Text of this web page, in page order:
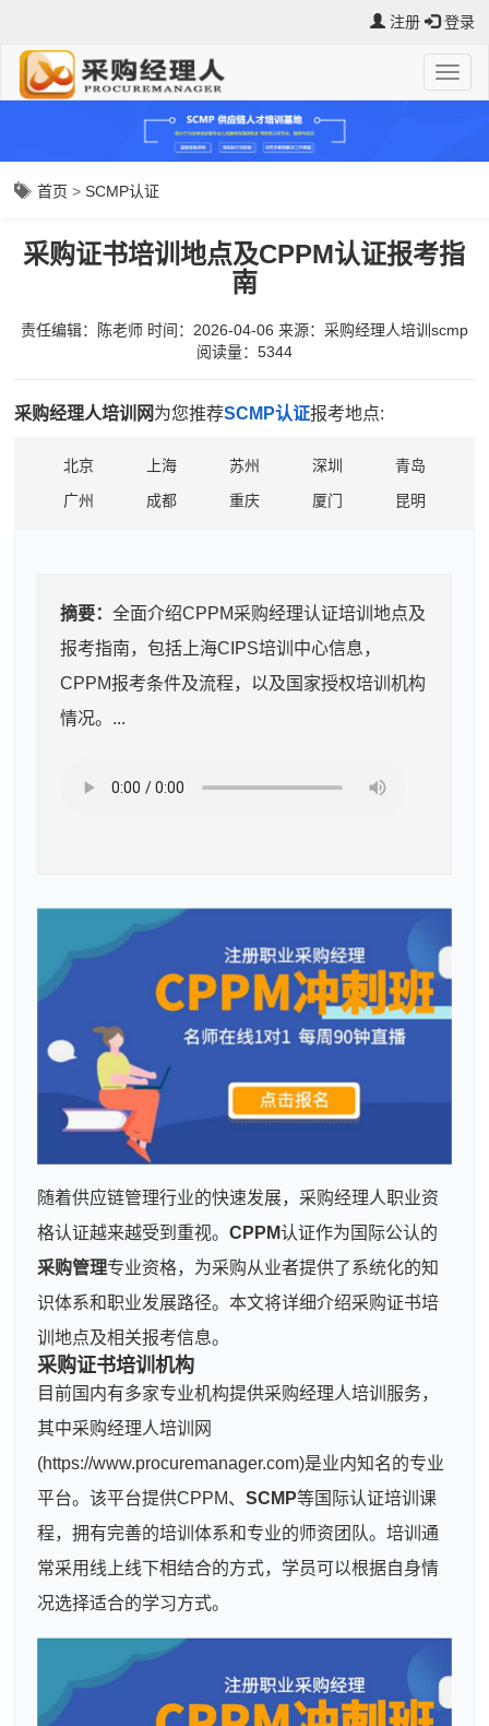
注册 登录
首页 >SCMP认证
采购证书培训地点及CPPM认证报考指
南
责任编辑：陈老师 时间：2026-04-06 来源： 采购经理人培训scmp
阅读量：5344
采购经理人培训网为您推荐SCMP认证报考地点:
北京 上海 苏州 深圳
青岛
广州
成都 重庆 厦门 昆明
摘要：全面介绍CPPM采购经理认证培训地点及
报考指南，包括上海CIPS培训中心信息，
CPPM报考条件及流程，以及国家授权培训机构
情况。...
随着供应链管理行业的快速发展，采购经理人职业资
格认证越来越受到重视。CPPM认证作为国际公认的
采购管理专业资格，为采购从业者提供了系统化的知
识体系和职业发展路径。本文将详细介绍采购证书培
训地点及相关报考信息。
采购证书培训机构
目前国内有多家专业机构提供采购经理人培训服务，
其中采购经理人培训网
(https://www.procuremanager.com)是业内知名的专业
平台。该平台提供CPPM、SCMP等国际认证培训课
程，拥有完善的培训体系和专业的师资团队。培训通
常采用线上线下相结合的方式，学员可以根据自身情
况选择适合的学习方式。